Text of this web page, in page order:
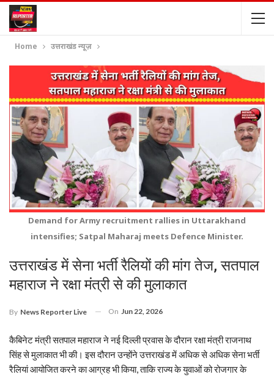
Home उत्तराखंड न्यूज़
Demand for Army recruitment rallies in Uttarakhand
intensifies; Satpal Maharaj meets Defence Minister.
उत्तराखंड में सेना भर्ती रैलियों की मांग तेज, सतपाल
महाराज ने रक्षा मंत्री से की मुलाकात
By News Reporter Live On Jun 22, 2026
कैबिनेट मंत्री सतपाल महाराज ने नई दिल्ली प्रवास के दौरान रक्षा मंत्री राजनाथ
सिंह से मुलाकात भी की। इस दौरान उन्होंने उत्तराखंड में अधिक से अधिक सेना भर्ती
रैलियां आयोजित करने का आग्रह भी किया, ताकि राज्य के युवाओं को रोजगार के